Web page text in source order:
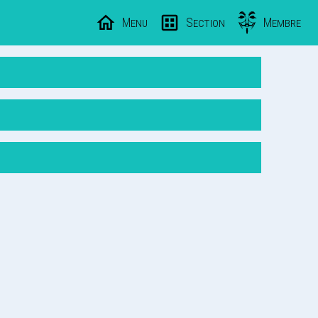
Menu Section Membre